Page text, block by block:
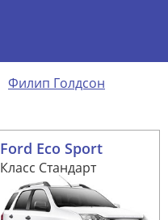
Филип Голдсон
Ford Eco Sport
Класс Стандарт